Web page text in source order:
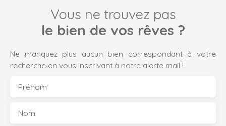
Vous ne trouvez pas
le bien de vos rêves ?
Ne manquez plus aucun bien correspondant à votre
recherche en vous inscrivant à notre alerte mail !
Prénom
Nom